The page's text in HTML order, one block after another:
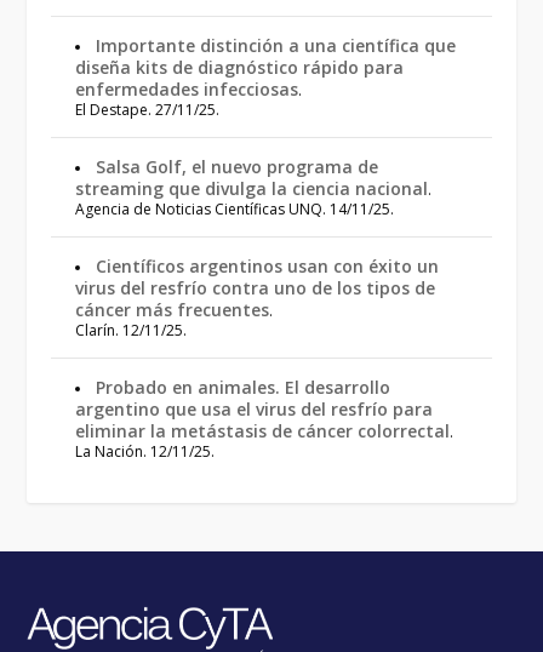
Importante distinción a una científica que
diseña kits de diagnóstico rápido para
enfermedades infecciosas.
El Destape. 27/11/25.
Salsa Golf, el nuevo programa de
streaming que divulga la ciencia nacional.
Agencia de Noticias Científicas UNQ. 14/11/25.
Científicos argentinos usan con éxito un
virus del resfrío contra uno de los tipos de
cáncer más frecuentes.
Clarín. 12/11/25.
Probado en animales. El desarrollo
argentino que usa el virus del resfrío para
eliminar la metástasis de cáncer colorrectal.
La Nación. 12/11/25.